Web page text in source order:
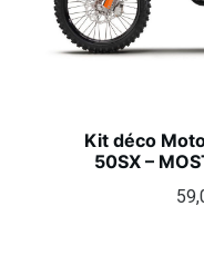
Kit déco
50SX –